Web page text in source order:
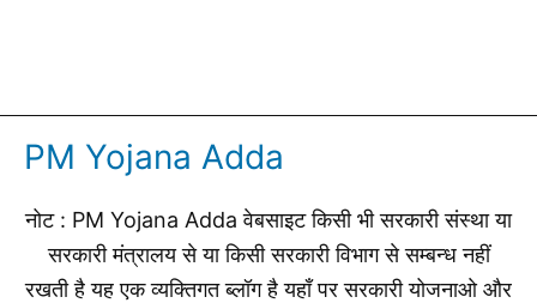
PM Yojana Adda
नोट : PM Yojana Adda वेबसाइट किसी भी सरकारी संस्था या
सरकारी मंत्रालय से या किसी सरकारी विभाग से सम्बन्ध नहीं
रखती है यह एक व्यक्तिगत ब्लॉग है यहाँ पर सरकारी योजनाओ और